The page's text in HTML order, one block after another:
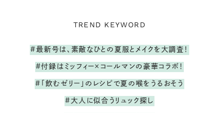
TREND KEYWORD
#最新号は、素敵なひとの夏服とメイクを大調査！
#付録はミッフィー×コールマンの豪華コラボ！
#「飲むゼリー」のレシピで夏の喉をうるおそう
#大人に似合うリュック探し